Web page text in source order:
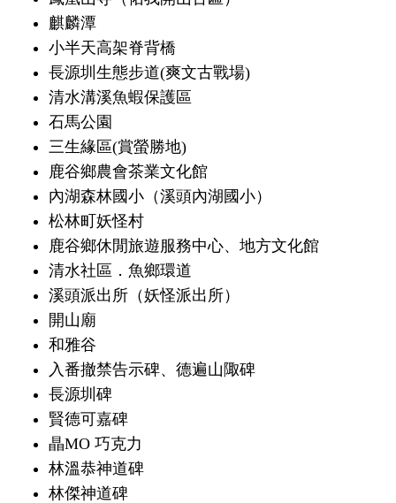
麒麟潭
小半天高架脊背橋
長源圳生態步道(爽文古戰場)
清水溝溪魚蝦保護區
石馬公園
三生緣區(賞螢勝地)
鹿谷鄉農會茶業文化館
內湖森林國小（溪頭內湖國小）
松林町妖怪村
鹿谷鄉休閒旅遊服務中心、地方文化館
清水社區．魚鄉環道
溪頭派出所（妖怪派出所）
開山廟
和雅谷
入番撤禁告示碑、德遍山陬碑
長源圳碑
賢德可嘉碑
瞐MO 巧克力
林溫恭神道碑
林傑神道碑